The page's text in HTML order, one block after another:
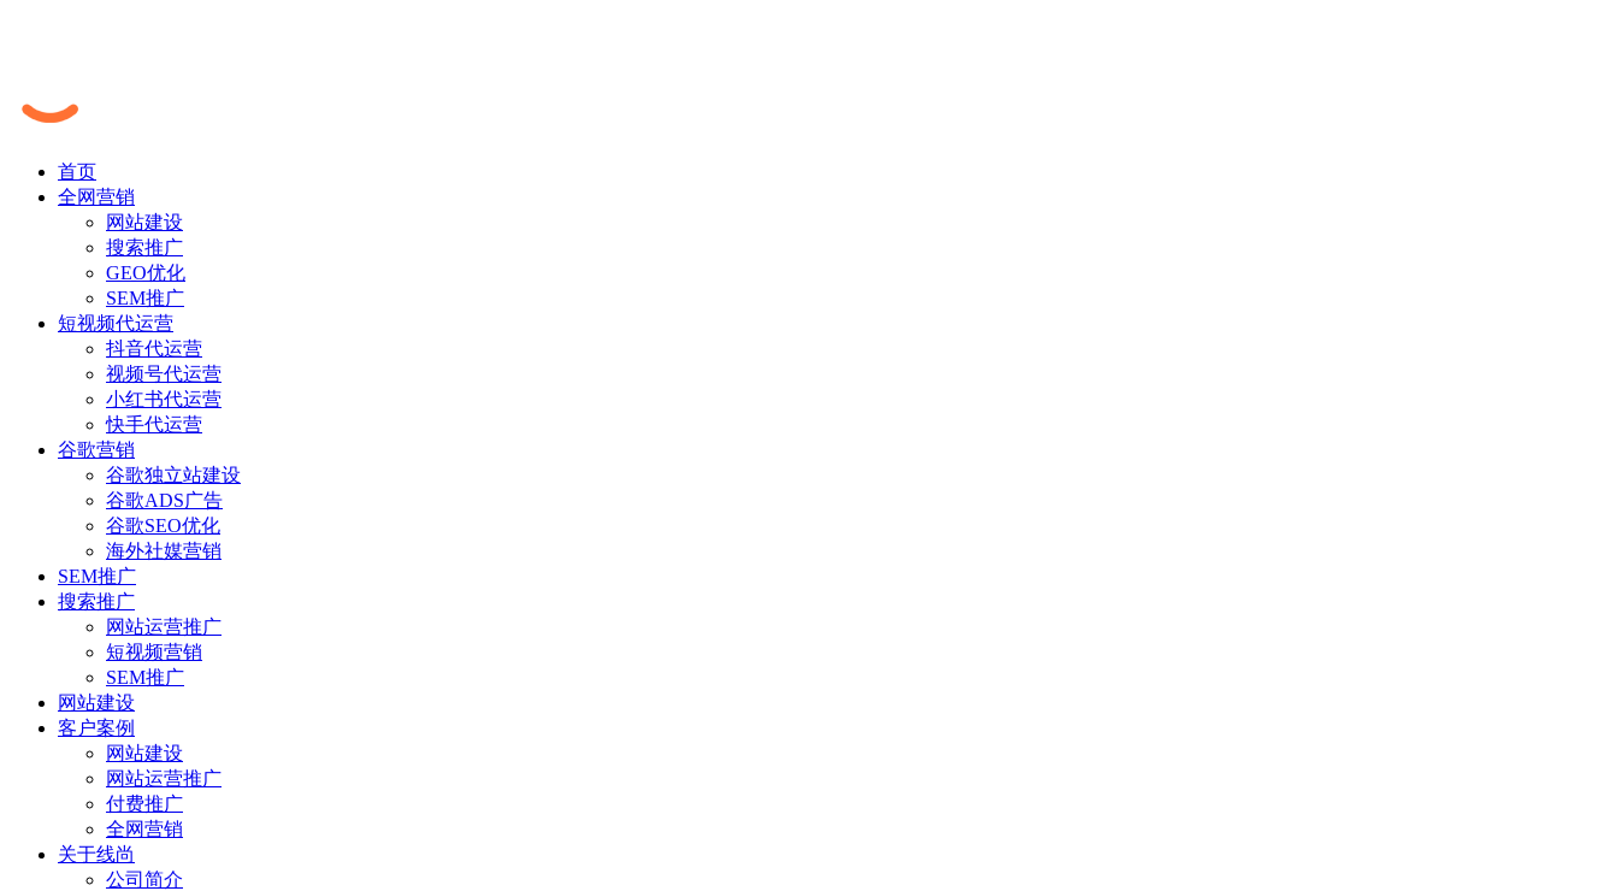
首页
全网营销
网站建设
搜索推广
GEO优化
SEM推广
短视频代运营
抖音代运营
视频号代运营
小红书代运营
快手代运营
谷歌营销
谷歌独立站建设
谷歌ADS广告
谷歌SEO优化
海外社媒营销
SEM推广
搜索推广
网站运营推广
短视频营销
SEM推广
网站建设
客户案例
网站建设
网站运营推广
付费推广
全网营销
关于线尚
公司简介